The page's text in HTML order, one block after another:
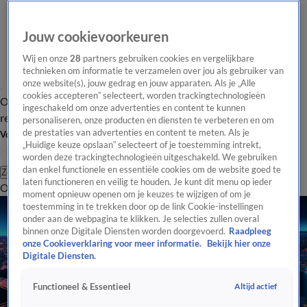
Overzicht Laatste nieuws Regionieuws Het beste van Hart
Tip de
redactie
Volg Hart van Nederland
Zoeken
OverzichtRegioUitzendingenWeerTip de redactiePanelVideo's
Jouw cookievoorkeuren
Wij en onze28 partners gebruiken cookies en vergelijkbare
technieken om informatie te verzamelen over jou als gebruiker van
onze website(s), jouw gedrag en jouw apparaten. Als je „Alle
cookies accepteren” selecteert, worden trackingtechnologieën
ingeschakeld om onze advertenties en content te kunnen
personaliseren, onze producten en diensten te verbeteren en om
de prestaties van advertenties en content te meten. Als je
„Huidige keuze opslaan” selecteert of je toestemming intrekt,
worden deze trackingtechnologieën uitgeschakeld. We gebruiken
dan enkel functionele en essentiële cookies om de website goed te
laten functioneren en veilig te houden. Je kunt dit menu op ieder
moment opnieuw openen om je keuzes te wijzigen of om je
toestemming in te trekken door op de link Cookie-instellingen
onder aan de webpagina te klikken. Je selecties zullen overal
binnen onze Digitale Diensten worden doorgevoerd. Raadpleeg
onze Cookieverklaring voor meer informatie.
Bekijk hier onze
Digitale Diensten.
Functioneel & Essentieel Altijd actief